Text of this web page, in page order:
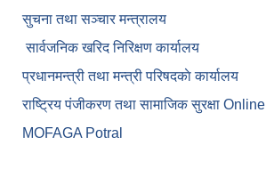
सुचना तथा सञ्चार मन्त्रालय
सार्वजनिक खरिद निरिक्षण कार्यालय
प्रधानमन्त्री तथा मन्त्री परिषदकाे कार्यालय
राष्ट्रिय पंजीकरण तथा सामाजिक सुरक्षा Online
MOFAGA Potral